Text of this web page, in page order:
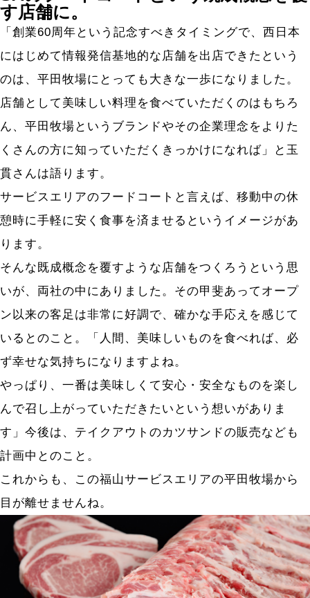
す店舗に。
「創業60周年という記念すべきタイミングで、西日本
にはじめて情報発信基地的な店舗を出店できたという
のは、平田牧場にとっても大きな一歩になりました。
店舗として美味しい料理を食べていただくのはもちろ
ん、平田牧場というブランドやその企業理念をよりた
くさんの方に知っていただくきっかけになれば」と玉
貫さんは語ります。
サービスエリアのフードコートと言えば、移動中の休
憩時に手軽に安く食事を済ませるというイメージがあ
ります。
そんな既成概念を覆すような店舗をつくろうという思
いが、両社の中にありました。その甲斐あってオープ
ン以来の客足は非常に好調で、確かな手応えを感じて
いるとのこと。「人間、美味しいものを食べれば、必
ず幸せな気持ちになりますよね。
やっぱり、一番は美味しくて安心・安全なものを楽し
んで召し上がっていただきたいという想いがありま
す」今後は、テイクアウトのカツサンドの販売なども
計画中とのこと。
これからも、この福山サービスエリアの平田牧場から
目が離せませんね。